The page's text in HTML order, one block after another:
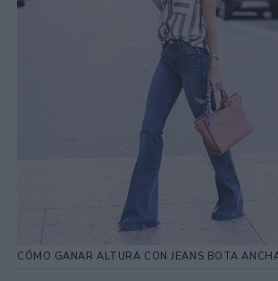
CÓMO GANAR ALTURA CON JEANS BOTA